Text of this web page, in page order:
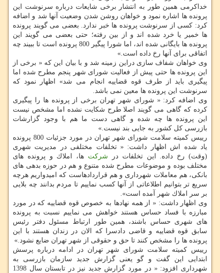
خداكرمی همین طور به انتشار برخی شایعات درباره سرنوشت این
پرونده ها اشاره نمود و خواهان روشن شدن وضعیت آنها شد و اضافه
كرد: كسی از سرنوشت پرونده ها خبر ندارد. بعضی می گویند پرونده
ها خمیر یا خرد شده اند و از بین رفته؛ حتی بعضی می گویند این
پرونده ها بایگانی شده اند، اما شورا پیگیر 800 پرونده است تا ببیند چه
اتفاقی برای آنها رخ داده است.»
وی خواهان شفاف سازی دراین زمینه شد و با بیان این كه « برخی از
این پرونده ها حتی پیش از فعالیت شورای شهر پنجم مطرح شده اما
پیگیری باید از طرف قوه قضاییه انجام می شد» اظهار نمود كه
سرنوشت این پرونده ها معین نمی باشد.
وی اضافه كرد: « شورای شهر تهران برخی از پرونده ها را پیگیری
كرده كه گاهی می گویند اصلا طرح شكایت نشده اما مشخص نیست
این پرونده ها چه شده و گاهی دست ما هم با وجود گزارشات
بازرسی كل كشور به جایی بند نیست.»
رییس كمیته سلامت شورای شهر تهران در مورد جزئیات 800 پرونده
یاد شده اش اظهار داشت: « تخلفات مختلفی در مدیریت شهری
(وقت) رخ داده. این تخلفات در شركت ها، املاك و پرونده های
مختلف بوده و موضوعات مطرح شده متنوع و هم در حوزه بدهی های
بانكی، هم معاملات شهرداری و هم قراردادهاست كه امیدواریم هرچه
سریع تر بتوانیم اطلاعاتی از آنها كسب نماییم تا مردم بدانند چه بلایی
بر سر املاك شهر آمده است».
وی اظهار داشت: « از همه نهادها به خصوص قوه قضاییه كه در مورد
مبارزه با فساد حساس هستند خواهش می نماییم نسبت به پرونده
های شهری حساس باشند، همین طور ارتباط مسئول دفتر رئیس
سابق قوه قضاییه و قاضی دادسرا كه الان در زندان هستند با این
پرونده ها را مشخص كنند تا حق و حقوقی از شهر تهران ضایع نشود.»
رییس كمیته سلامت شورای شهر تهران در ادامه درباره پرسش
ابتدایی این گفت و گو یعنی گزارش جدید سازمان بازرسی به
شهرداری افزود: « در مورد گزارش جدید نیز در تابستان سال 1398